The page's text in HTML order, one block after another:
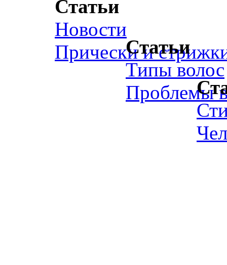
Статьи
Новости
Прически иСтатьи
Типы волос
Проблемы